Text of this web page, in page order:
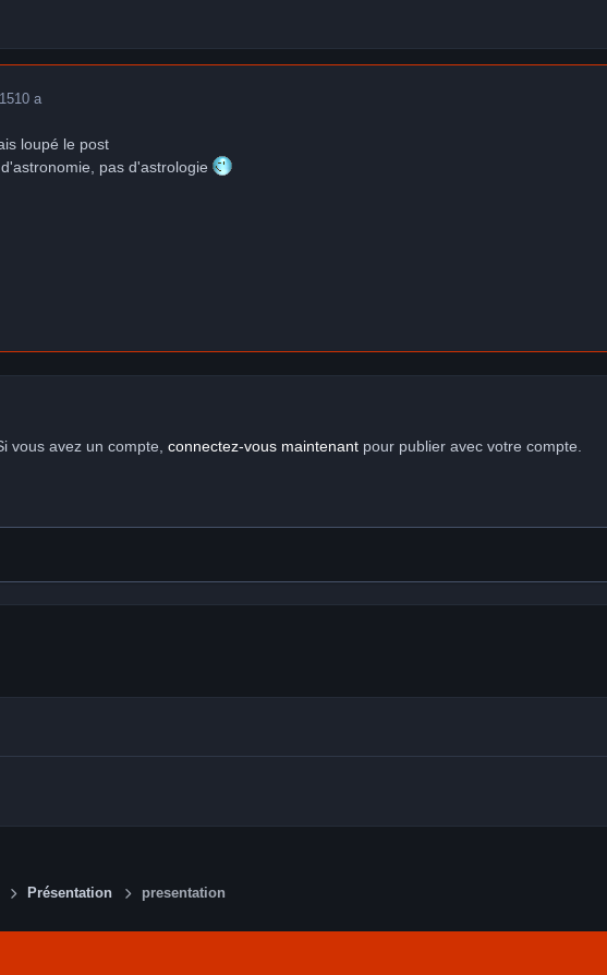
10 a
loupé le post
pas d'astrologie
vous avez un compte, connectez-vous maintenantpour publier avec votre compte.
Présentation presentation